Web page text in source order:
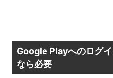
Google Playへのログ
なら必要